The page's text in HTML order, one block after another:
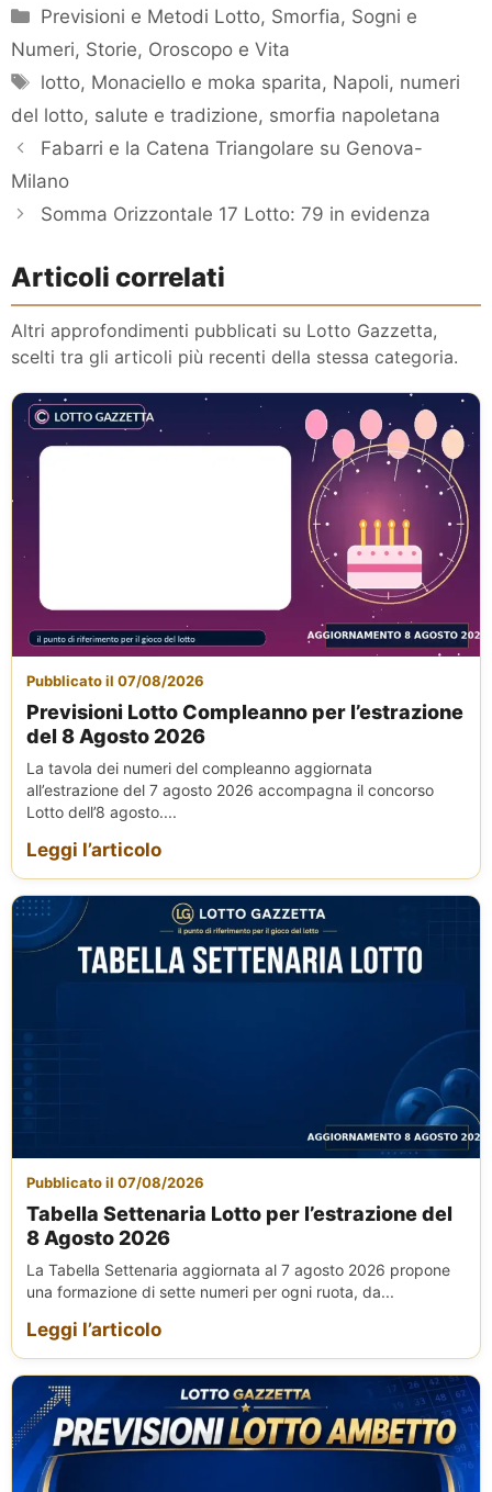
Categorie
Previsioni e Metodi Lotto, Smorfia, Sogni e
Numeri, Storie, Oroscopo e Vita
Tag
lotto, Monaciello e moka sparita, Napoli, numeri
del lotto, salute e tradizione, smorfia napoletana
Fabarri e la Catena Triangolare su Genova-
Milano
Somma Orizzontale 17 Lotto: 79 in evidenza
Articoli correlati
Altri approfondimenti pubblicati su Lotto Gazzetta,
scelti tra gli articoli più recenti della stessa categoria.
Pubblicato il 07/08/2026
Previsioni Lotto Compleanno per l’estrazione
del 8 Agosto 2026
La tavola dei numeri del compleanno aggiornata
all’estrazione del 7 agosto 2026 accompagna il concorso
Lotto dell’8 agosto....
Leggi l’articolo
Pubblicato il 07/08/2026
Tabella Settenaria Lotto per l’estrazione del
8 Agosto 2026
La Tabella Settenaria aggiornata al 7 agosto 2026 propone
una formazione di sette numeri per ogni ruota, da...
Leggi l’articolo